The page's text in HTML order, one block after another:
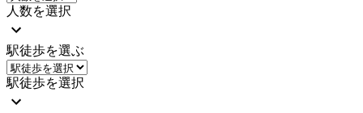
人数を選択
駅徒歩を選ぶ
駅徒歩を選択